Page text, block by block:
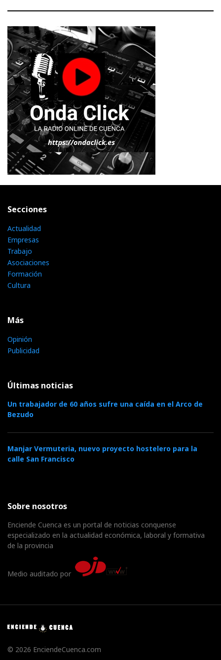
Secciones
Actualidad
Empresas
Trabajo
Asociaciones
Formación
Cultura
Más
Opinión
Publicidad
Últimas noticias
Un trabajador de 60 años sufre una caída en el Arco de
Bezudo
Manjar Vermuteria, nuevo proyecto hostelero para la
calle San Francisco
Sobre nosotros
Enciende Cuenca es un portal de noticias conquense
especializado en la actualidad económica, laboral y formativa
de la provincia
Medio auditado por
© 2026 EnciendeCuenca.com